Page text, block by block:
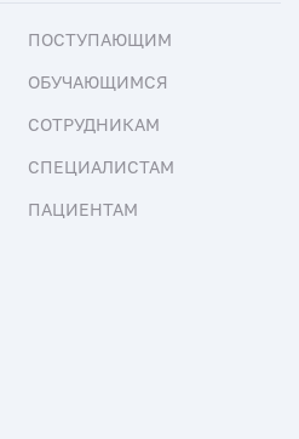
ПОСТУПАЮЩИМ
ОБУЧАЮЩИМСЯ
СОТРУДНИКАМ
СПЕЦИАЛИСТАМ
ПАЦИЕНТАМ